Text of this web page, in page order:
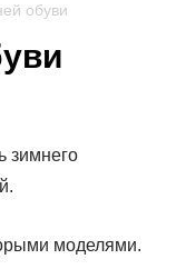
обуви
зимнего
моделями.